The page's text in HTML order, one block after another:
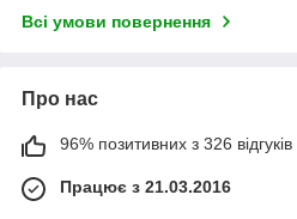
Всі умови повернення
Про нас
96% позитивних з 326 відгуків
Працює з 21.03.2016